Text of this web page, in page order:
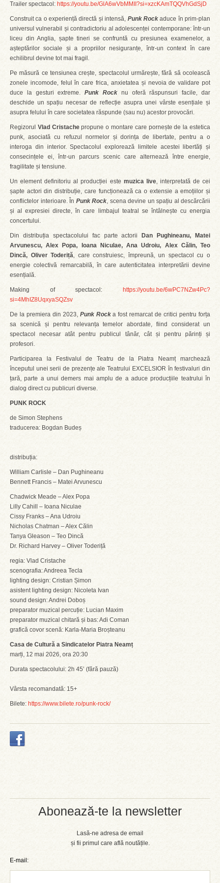
Abonează-te la newsletter
Lasă-ne adresa de email
și fii primul care află noutățile.
E-mail:
Trailer spectacol: https://youtu.be/GlA6wVbMMII?si=xzcKAmTQQVhGdSjD
Construit ca o experiență directă și intensă, Punk Rockaduce în prim-plan
universul vulnerabil și contradictoriu al adolescenței contemporane: într-un
liceu din Anglia, șapte tineri se confruntă cu presiunea examenelor, a
așteptărilor sociale și a propriilor nesiguranțe, într-un context în care
echilibrul devine tot mai fragil.
Pe măsură ce tensiunea crește, spectacolul urmărește, fără să ocolească
zonele incomode, felul în care frica, anxietatea și nevoia de validare pot
duce la gesturi extreme.Punk Rock nu oferă răspunsuri facile, dar
deschide un spațiu necesar de reflecție asupra unei vârste esențiale și
asupra felului în care societatea răspunde (sau nu) acestor provocări.
Regizorul Vlad Cristachepropune o montare care pornește de la estetica
punk, asociată cu refuzul normelor și dorința de libertate, pentru a o
interoga din interior. Spectacolul explorează limitele acestei libertăți și
consecințele ei, într-un parcurs scenic care alternează între energie,
fragilitate și tensiune.
Un element definitoriu al producției este muzica live, interpretată de cei
șapte actori din distribuție, care funcționează ca o extensie a emoțiilor și
conflictelor interioare. În Punk Rock, scena devine un spațiu al descărcării
și al expresiei directe, în care limbajul teatral se întâlnește cu energia
concertului.
Din distribuția spectacolului fac parte actorii
Dan Pughineanu, Matei
Arvunescu, Alex Popa, Ioana Niculae, Ana Udroiu, Alex Călin, Teo
Dincă, Oliver Toderiță, care construiesc, împreună, un spectacol cu o
energie colectivă remarcabilă, în care autenticitatea interpretării devine
esențială.
Making of spectacol:
https://youtu.be/6wPC7NZw4Pc?
si=4MhIZ8UqxyaSQZsv
De la premiera din 2023, Punk Rocka fost remarcat de critici pentru forța
sa scenică și pentru relevanța temelor abordate, fiind considerat un
spectacol necesar atât pentru publicul tânăr, cât și pentru părinți și
profesori.
Participarea la Festivalul de Teatru de la Piatra Neamț marchează
începutul unei serii de prezențe ale Teatrului EXCELSIOR în festivaluri din
țară, parte a unui demers mai amplu de a aduce producțiile teatrului în
dialog direct cu publicuri diverse.
PUNK ROCK
de Simon Stephens
traducerea: Bogdan Budeș
distribuția:
William Carlisle – Dan Pughineanu
Bennett Francis – Matei Arvunescu
Chadwick Meade – Alex Popa
Lilly Cahill – Ioana Niculae
Cissy Franks – Ana Udroiu
Nicholas Chatman – Alex Călin
Tanya Gleason – Teo Dincă
Dr. Richard Harvey – Oliver Toderiță
regia: Vlad Cristache
scenografia: Andreea Tecla
lighting design: Cristian Șimon
asistent lighting design: Nicoleta Ivan
sound design: Andrei Doboș
preparator muzical percuție: Lucian Maxim
preparator muzical chitară și bas: Adi Coman
grafică covor scenă: Karla-Maria Broșteanu
Casa de Cultură a Sindicatelor Piatra Neamț
marți, 12 mai 2026, ora 20:30
Durata spectacolului: 2h 45’ (fără pauză)
Vârsta recomandată: 15+
Bilete: https://www.bilete.ro/punk-rock/